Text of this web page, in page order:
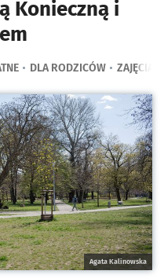
Konieczną i
DLA RODZICÓW ZAJĘCIA
Agata Kalinowska